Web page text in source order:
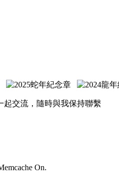
起交流，隨時與我保持聯繫
On.